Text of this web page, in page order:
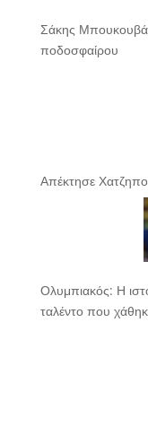
Σάκης
ποδοσφαίρου
Απέκτησε
Ολυμπιακός: Η
ταλέντο που